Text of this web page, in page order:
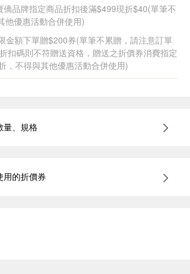
品牌指定商品折扣後滿$499現折$40(單筆不
他優惠活動合併使用)
金額下單贈$200券(單筆不累贈，請注意訂單
扣碼則不符贈送資格，贈送之折價券消費指定
，不得與其他優惠活動合併使用)
量、規格
用的折價券